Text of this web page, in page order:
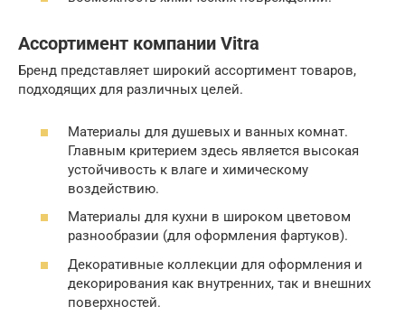
Ассортимент компании Vitra
Бренд представляет широкий ассортимент товаров,
подходящих для различных целей.
Материалы для душевых и ванных комнат.
Главным критерием здесь является высокая
устойчивость к влаге и химическому
воздействию.
Материалы для кухни в широком цветовом
разнообразии (для оформления фартуков).
Декоративные коллекции для оформления и
декорирования как внутренних, так и внешних
поверхностей.